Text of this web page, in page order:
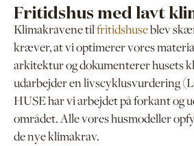
Fritidshus med lavt
Klimakravene tilfritidshuseblev
kræver, at vi optimerer vores
arkitektur og dokumenterer husets
udarbejder en livscyklusvurdering
HUSE har vi arbejdet på forkant og
området. Alle vores husmodeller
de nye klimakrav.